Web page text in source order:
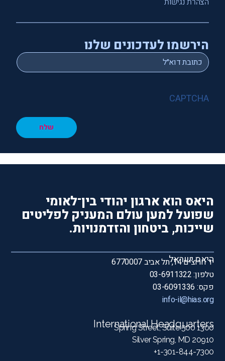
הירשמו לעדכונים שלנו
Email
*
CAPTCHA
שלח
היאס הוא ארגון יהודי בין־לאומי
שפועל למען עולם המעניק לפליטים
שייכות, ביטחון והזדמנויות.
היאס ישראל
יד חרוצים 14, תל אביב 6770007
טלפון: 03-6911322
פקס: 03-6091336
info-il@hias.org
International Headquarters
1300 Spring Street, Suite 500
Silver Spring, MD 20910
1-301-844-7300+